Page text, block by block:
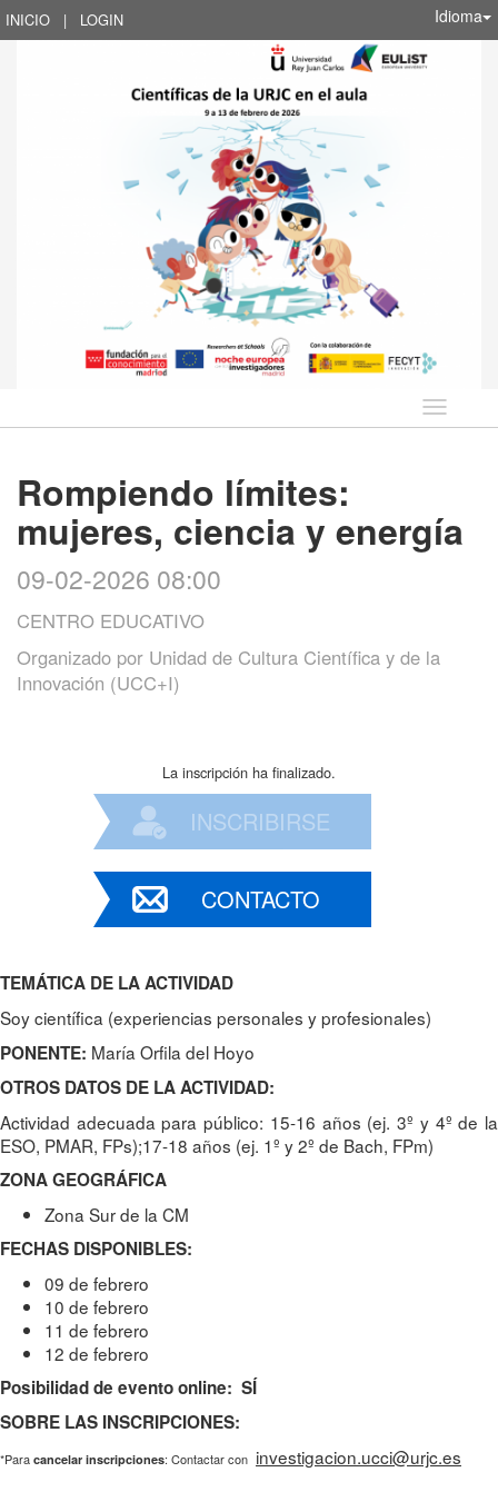
INICIO | LOGIN Idioma
Idioma
Rompiendo límites:
mujeres, ciencia y energía
09-02-2026 08:00
CENTRO EDUCATIVO
Organizado por Unidad de Cultura Científica y de la
Innovación (UCC+I)
La inscripción ha finalizado.
INSCRIBIRSE
CONTACTO
TEMÁTICA DE LA ACTIVIDAD
Soy científica (experiencias personales y profesionales)
PONENTE: María Orfila del Hoyo
OTROS DATOS DE LA ACTIVIDAD:
Actividad adecuada para público: 15-16 años (ej. 3º y 4º de la
ESO, PMAR, FPs);17-18 años (ej. 1º y 2º de Bach, FPm)
ZONA GEOGRÁFICA
Zona Sur de la CM
FECHAS DISPONIBLES:
09 de febrero
10 de febrero
11 de febrero
12 de febrero
Posibilidad de evento online: SÍ
SOBRE LAS INSCRIPCIONES:
*Para cancelar inscripciones: Contactar con investigacion.ucci@urjc.es